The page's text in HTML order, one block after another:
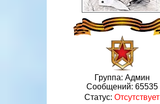
Группа: Админ
Сообщений: 65535
Статус: Отсутствует